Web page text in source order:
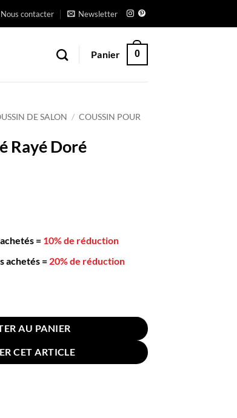
Nous contacter Newsletter
Panier 0
DE SALON / COUSSIN POUR
Rayé Doré
= 10% de réduction
achetés = 20% de réduction
Doré 45x45cm Café
AU PANIER
CET ARTICLE